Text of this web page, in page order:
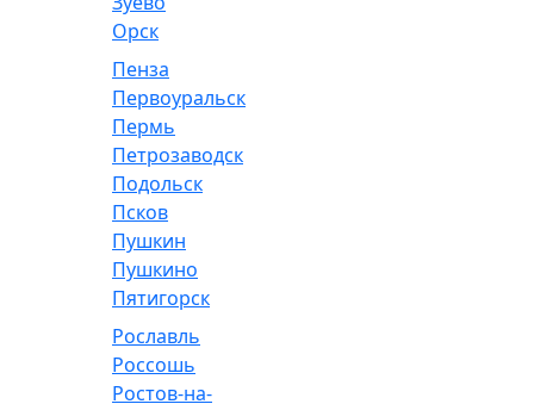
Орск
Пенза
Первоуральск
Пермь
Петрозаводск
Подольск
Псков
Пушкин
Пушкино
Пятигорск
Рославль
Россошь
Ростов-на-